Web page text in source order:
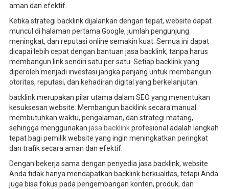
aman dan efektif.
Ketika strategi backlink dijalankan dengan tepat, website dapat
muncul di halaman pertama Google, jumlah pengunjung
meningkat, dan reputasi online semakin kuat. Semua ini dapat
dicapai lebih cepat dengan bantuan jasa backlink, tanpa harus
membangun link sendiri satu per satu. Setiap backlink yang
diperoleh menjadi investasi jangka panjang untuk membangun
otoritas, reputasi, dan kehadiran digital yang berkelanjutan.
backlink merupakan pilar utama dalam SEO yang menentukan
kesuksesan website. Membangun backlink secara manual
membutuhkan waktu, pengalaman, dan strategi matang,
sehingga menggunakan jasa backlinkprofesional adalah langkah
tepat bagi pemilik website yang ingin meningkatkan peringkat
dan trafik secara aman dan efektif.
Dengan bekerja sama dengan penyedia jasa backlink, website
Anda tidak hanya mendapatkan backlink berkualitas, tetapi Anda
juga bisa fokus pada pengembangan konten, produk, dan